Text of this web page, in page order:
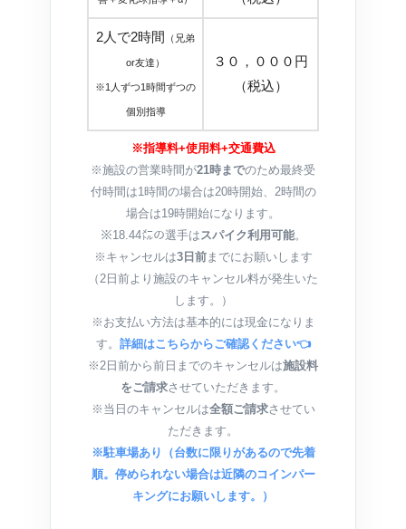
2人で2時間 （兄弟
or友達）
※1人ずつ1時間ずつの
個別指導
３０，０００円
（税込）
※指導料+使用料+交通費込
※施設の営業時間が21時までのため最終受
付時間は1時間の場合は20時開始、2時間の
場合は19時開始になります。
※18.44㍍の選手はスパイク利用可能。
※キャンセルは3日前までにお願いします
（2日前より施設のキャンセル料が発生いた
します。）
※お支払い方法は基本的には現金になりま
す。 詳細はこちらからご確認ください👈
※2日前から前日までのキャンセルは施設料
をご請求させていただきます。
※当日のキャンセルは全額ご請求させてい
ただきます。
※駐車場あり（台数に限りがあるので先着
順。停められない場合は近隣のコインパー
キングにお願いします。）